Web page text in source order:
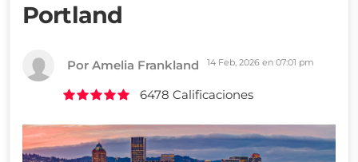
Portland
Por Amelia Frankland 14 Feb, 2026 en 07:01 pm
6478 Calificaciones